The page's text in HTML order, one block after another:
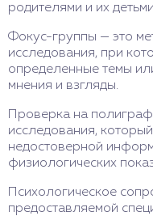
родителями и их
Фокус-группы — это
исследования, при
определенные темы
мнения и взгляды.
Проверка на
исследования,
недостоверной
физиологических
Психологическое
предоставляемой